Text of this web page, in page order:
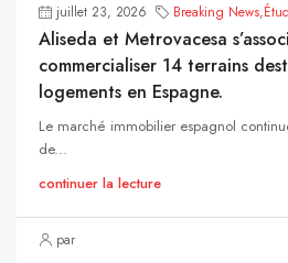
juillet 23, 2026 Breaking News,
Aliseda et Metrovacesa
commercialiser 14 terrains
logements en Espagne.
Le marché immobilier espagnol
de...
continuer la lecture
par